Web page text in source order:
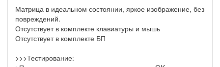
Матрица в идеальном состоянии, яркое изображение, без
повреждений.
Отсутствует в комплекте клавиатуры и мышь
Отсутствует в комплекте БП
>>>Тестирование: